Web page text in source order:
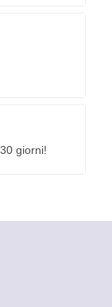
giorni!